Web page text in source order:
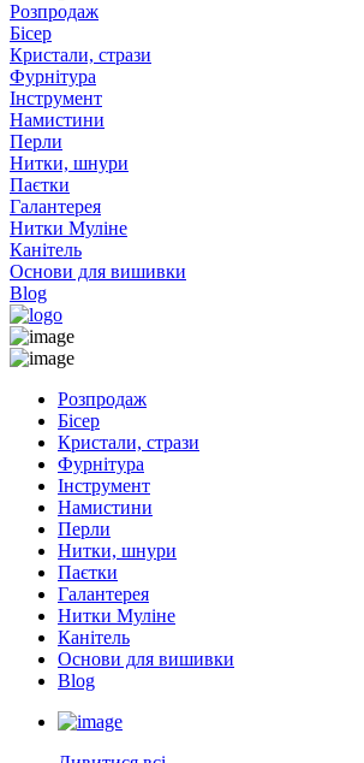
Розпродаж
Бісер
Кристали, стрази
Фурнітура
Інструмент
Намистини
Перли
Нитки, шнури
Паєтки
Галантерея
Нитки Муліне
Канітель
Основи для вишивки
Blog
Розпродаж
Бісер
Кристали, стрази
Фурнітура
Інструмент
Намистини
Перли
Нитки, шнури
Паєтки
Галантерея
Нитки Муліне
Канітель
Основи для вишивки
Blog